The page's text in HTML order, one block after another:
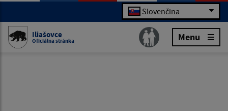
Slovenčina
Iliašovce
Oficiálna stránka Menu